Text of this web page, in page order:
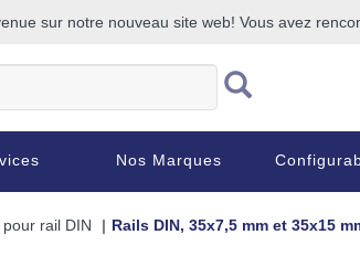
sur notre nouveau site web! Vous avez
Nos Marques
rail DIN Rails DIN, 35x7,5 mm et 35x15